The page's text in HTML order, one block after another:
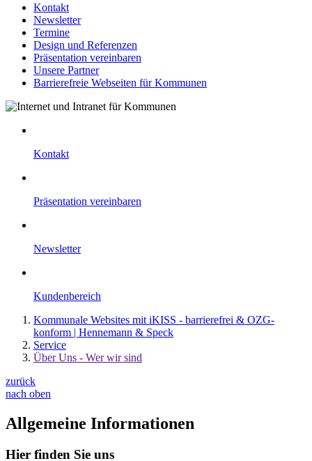
Kontakt
Newsletter
Termine
Design und Referenzen
Präsentation vereinbaren
Unsere Partner
Barrierefreie Webseiten für Kommunen
Kontakt
Präsentation vereinbaren
Newsletter
Kundenbereich
Kommunale Websites mit iKISS - barrierefrei & OZG-
konform | Hennemann & Speck
Service
Über Uns - Wer wir sind
zurück
nach oben
Allgemeine Informationen
Hier finden Sie uns